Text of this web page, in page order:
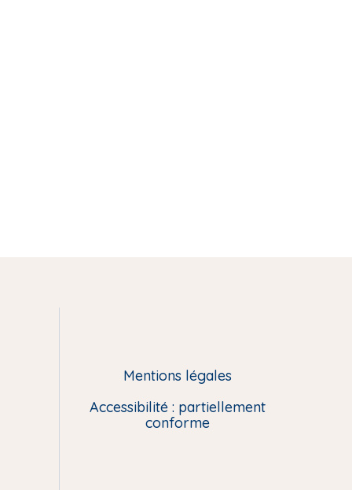
Mentions légales
Accessibilité : partiellement
conforme